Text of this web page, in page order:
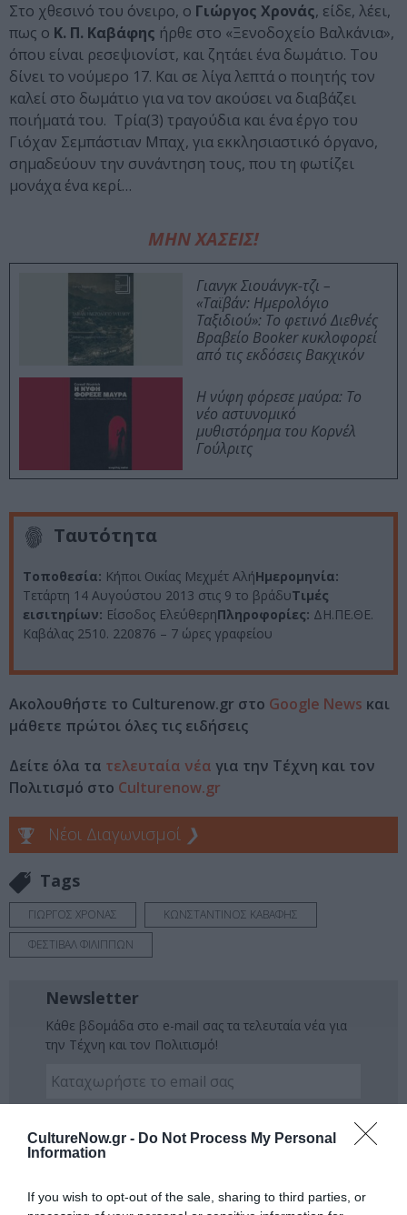
CultureNow.gr - Do Not Process My Personal
Information
If you wish to opt-out of the sale, sharing to third parties, or
Στο χθεσινό του όνειρο, ο Γιώργος Χρονάς, είδε, λέει,
πως ο Κ. Π. Καβάφης ήρθε στο «Ξενοδοχείο Βαλκάνια»,
όπου είναι ρεσεψιονίστ, και ζητάει ένα δωμάτιο. Του
δίνει το νούμερο 17. Και σε λίγα λεπτά ο ποιητής τον
καλεί στο δωμάτιο για να τον ακούσει να διαβάζει
ποιήματά του. Τρία(3) τραγούδια και ένα έργο του
Γιόχαν Σεμπάστιαν Μπαχ, για εκκλησιαστικό όργανο,
σημαδεύουν την συνάντηση τους, που τη φωτίζει
μονάχα ένα κερί…
ΜΗΝ ΧΑΣΕΙΣ!
Γιανγκ Σιουάνγκ-τζι –
«Ταϊβάν: Ημερολόγιο
Ταξιδιού»: Το φετινό Διεθνές
Βραβείο Booker κυκλοφορεί
από τις εκδόσεις Βακχικόν
Η νύφη φόρεσε μαύρα: Το
νέο αστυνομικό
μυθιστόρημα του Κορνέλ
Γούλριτς
Ταυτότητα
Τοποθεσία: Κήποι Οικίας Μεχμέτ ΑλήΗμερομηνία:
Τετάρτη 14 Αυγούστου 2013 στις 9 το βράδυΤιμές
εισιτηρίων: Είσοδος ΕλεύθερηΠληροφορίες: ΔΗ.ΠΕ.ΘΕ.
Καβάλας 2510. 220876 – 7 ώρες γραφείου
Ακολουθήστε το Culturenow.gr στο Google News και
μάθετε πρώτοι όλες τις ειδήσεις
Δείτε όλα τα τελευταία νέα για την Τέχνη και τον
Πολιτισμό στο Culturenow.gr
Νέοι Διαγωνισμοί ❯
Tags
ΓΙΩΡΓΟΣ ΧΡΟΝΑΣ
ΚΩΝΣΤΑΝΤΙΝΟΣ ΚΑΒΑΦΗΣ
ΦΕΣΤΙΒΑΛ ΦΙΛΙΠΠΩΝ
Newsletter
Κάθε βδομάδα στο e-mail σας τα τελευταία νέα για
την Τέχνη και τον Πολιτισμό!